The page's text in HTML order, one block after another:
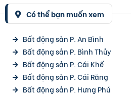
Có thể bạn muốn xem
Bất động sản P. An Bình
Bất động sản P. Bình Thủy
Bất động sản P. Cái Khế
Bất động sản P. Cái Răng
Bất động sản P. Hưng Phú